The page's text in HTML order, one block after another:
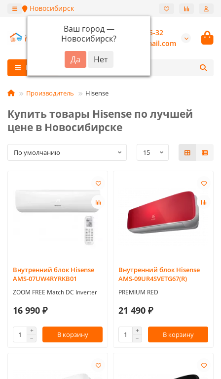
Новосибирск
Ваш город —
Новосибирск?
+7 (913) 987-55-32
burannsk@gmail.com
Каталог
Производитель Hisense
Купить товары Hisense по лучшей
цене в Новосибирске
Внутренний блок Hisense
AMS-07UW4RYRKB01
ZOOM FREE Match DC Inverter
16 990 ₽
В корзину
Внутренний блок Hisense
AMS-09UR4SVETG67(R)
PREMIUM RED
21 490 ₽
В корзину